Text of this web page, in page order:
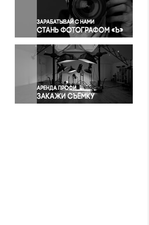
Правосудие
Происшествия и конфликты
Религия
Светская жизнь
Спорт
Экология
Экономика и бизнес